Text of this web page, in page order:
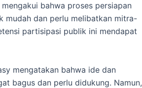
bahwa proses persiapan
mudah dan perlu melibatkan mitra-
partisipasi publik ini mendapat
mengatakan bahwa ide dan
bagus dan perlu didukung. Namun,